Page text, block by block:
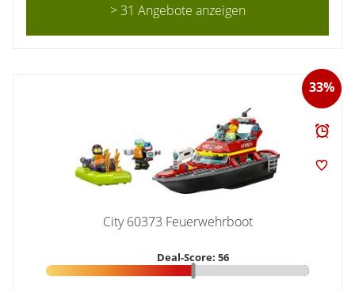
> 31 Angebote anzeigen
33%
City 60373 Feuerwehrboot
Deal-Score: 56